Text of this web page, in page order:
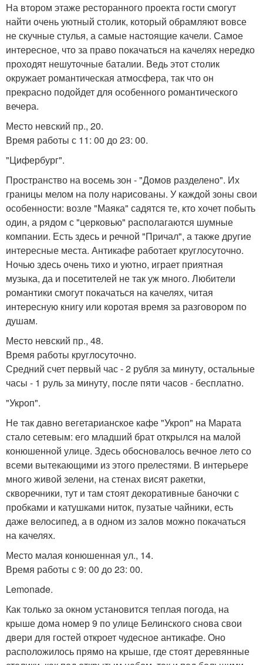
На втором этаже ресторанного проекта гости смогут
найти очень уютный столик, который обрамляют вовсе
не скучные стулья, а самые настоящие качели. Самое
интересное, что за право покачаться на качелях нередко
проходят нешуточные баталии. Ведь этот столик
окружает романтическая атмосфера, так что он
прекрасно подойдет для особенного романтического
вечера.
Место невский пр., 20.
Время работы с 11: 00 до 23: 00.
"Цифербург".
Пространство на восемь зон - "Домов разделено". Их
границы мелом на полу нарисованы. У каждой зоны свои
особенности: возле "Маяка" садятся те, кто хочет побыть
один, а рядом с "церковью" располагаются шумные
компании. Есть здесь и речной "Причал", а также другие
интересные места. Антикафе работает круглосуточно.
Ночью здесь очень тихо и уютно, играет приятная
музыка, да и посетителей не так уж много. Любители
романтики смогут покачаться на качелях, читая
интересную книгу или коротая время за разговором по
душам.
Место невский пр., 48.
Время работы круглосуточно.
Средний счет первый час - 2 рубля за минуту, остальные
часы - 1 руль за минуту, после пяти часов - бесплатно.
"Укроп".
Не так давно вегетарианское кафе "Укроп" на Марата
стало сетевым: его младший брат открылся на малой
конюшенной улице. Здесь обосновалось вечное лето со
всеми вытекающими из этого прелестями. В интерьере
много живой зелени, на стенах висят ракетки,
скворечники, тут и там стоят декоративные баночки с
пробками и катушками ниток, пузатые чайники, есть
даже велосипед, а в одном из залов можно покачаться
на качелях.
Место малая конюшенная ул., 14.
Время работы с 9: 00 до 23: 00.
Lemonade.
Как только за окном установится теплая погода, на
крыше дома номер 9 по улице Белинского снова свои
двери для гостей откроет чудесное антикафе. Оно
расположилось прямо на крыше, где стоят деревянные